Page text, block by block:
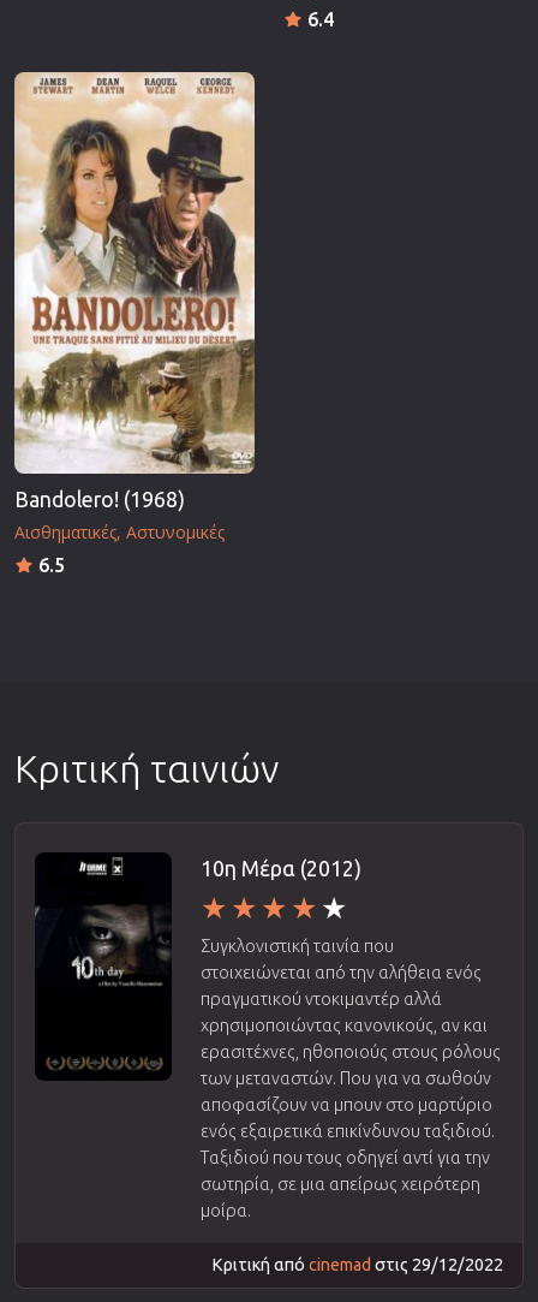
6.4
Bandolero! (1968)
Αισθηματικές Αστυνομικές
6.5
Κριτική ταινιών
10η Μέρα (2012)
Συγκλονιστική ταινία που
στοιχειώνεται από την αλήθεια ενός
πραγματικού ντοκιμαντέρ αλλά
χρησιμοποιώντας κανονικούς, αν και
ερασιτέχνες, ηθοποιούς στους ρόλους
των μεταναστών. Που για να σωθούν
αποφασίζουν να μπουν στο μαρτύριο
ενός εξαιρετικά επικίνδυνου ταξιδιού.
Ταξιδιού που τους οδηγεί αντί για την
σωτηρία, σε μια απείρως χειρότερη
μοίρα.
Κριτική από cinemad στις 29/12/2022